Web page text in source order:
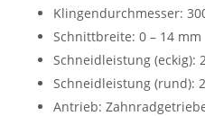
Klingendurchmesser:
Schnittbreite: 0 – 14 mm
Schneidleistung (eckig):
Schneidleistung (rund):
Antrieb: